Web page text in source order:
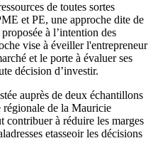
de toutes sortes
et PE, une approche dite de
à l’intention des
vise à éveiller l'entrepreneur
et le porte à évaluer ses
décision d’investir.
auprès de deux échantillons
régionale de la Mauricie
contribuer à réduire les marges
etasseoir les décisions